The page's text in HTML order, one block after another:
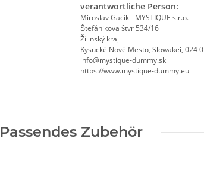
verantwortliche Person:
Miroslav Gacík - MYSTIQUE s.r.o.
Štefánikova štvr 534/16
Žilinský kraj
Kysucké Nové Mesto, Slowakei, 024
info@mystique-dummy.sk
https://www.mystique-dummy.eu
Passendes Zubehör